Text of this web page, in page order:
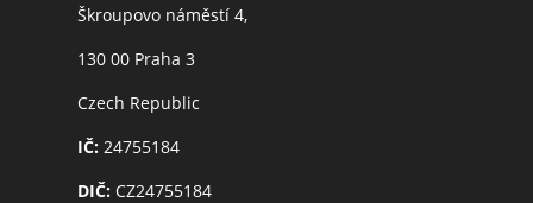
Škroupovo náměstí 4,
130 00 Praha 3
Czech Republic
IČ:24755184
DIČ:CZ24755184